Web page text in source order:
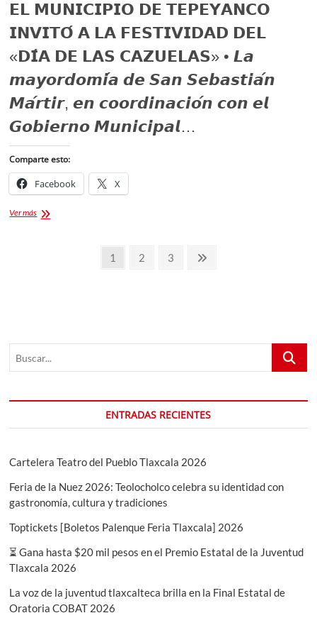
𝗘𝗟 𝗠𝗨𝗡𝗜𝗖𝗜𝗣𝗜𝗢 𝗗𝗘 𝗧𝗘𝗣𝗘𝗬𝗔𝗡𝗖𝗢
𝗜𝗡𝗩𝗜𝗧𝗢́ 𝗔 𝗟𝗔 𝗙𝗘𝗦𝗧𝗜𝗩𝗜𝗗𝗔𝗗 𝗗𝗘𝗟
«𝗗𝗜́𝗔 𝗗𝗘 𝗟𝗔𝗦 𝗖𝗔𝗭𝗨𝗘𝗟𝗔𝗦» • 𝙇𝙖
𝙢𝙖𝙮𝙤𝙧𝙙𝙤𝙢𝙞́𝙖 𝙙𝙚 𝙎𝙖𝙣 𝙎𝙚𝙗𝙖𝙨𝙩𝙞𝙖́𝙣
𝙈𝙖́𝙧𝙩𝙞𝙧, 𝙚𝙣 𝙘𝙤𝙤𝙧𝙙𝙞𝙣𝙖𝙘𝙞𝙤́𝙣 𝙘𝙤𝙣 𝙚𝙡
𝙂𝙤𝙗𝙞𝙚𝙧𝙣𝙤 𝙈𝙪𝙣𝙞𝙘𝙞𝙥𝙖𝙡…
Comparte esto:
Facebook X
Ver más𝗘𝗟
𝗖𝗔𝗭𝗨𝗘𝗟𝗔𝗦»
Página
1 Página
2 Página
3
Página
Buscar...
ENTRADAS RECIENTES
Cartelera Teatro del Pueblo Tlaxcala 2026
Feria de la Nuez 2026: Teolocholco celebra su identidad con
gastronomía, cultura y tradiciones
Toptickets [Boletos Palenque Feria Tlaxcala] 2026
⏳ Gana hasta $20 mil pesos en el Premio Estatal de la Juventud
Tlaxcala 2026
La voz de la juventud tlaxcalteca brilla en la Final Estatal de
Oratoria COBAT 2026